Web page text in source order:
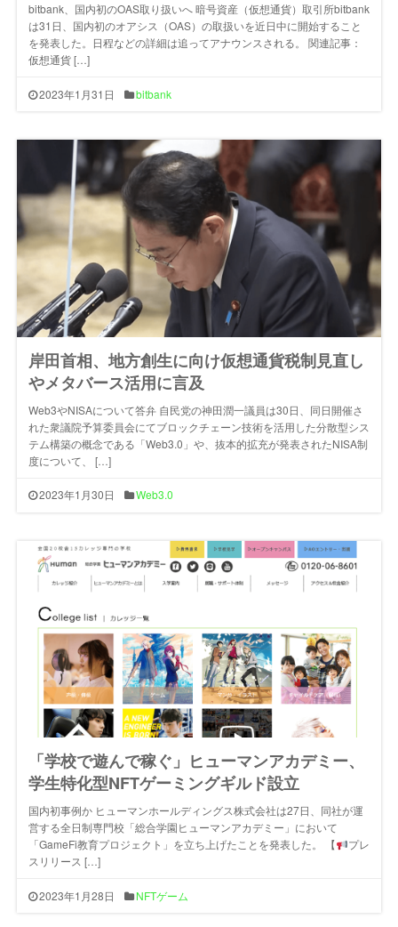
bitbank、国内初のOAS取り扱いへ 暗号資産（仮想通貨）取引所bitbank
は31日、国内初のオアシス（OAS）の取扱いを近日中に開始すること
を発表した。日程などの詳細は追ってアナウンスされる。 関連記事：
仮想通貨 […]
2023年1月31日 bitbank
岸田首相、地方創生に向け仮想通貨税制見直し
やメタバース活用に言及
Web3やNISAについて答弁 自民党の神田潤一議員は30日、同日開催さ
れた衆議院予算委員会にてブロックチェーン技術を活用した分散型シス
テム構築の概念である「Web3.0」や、抜本的拡充が発表されたNISA制
度について、 […]
2023年1月30日 Web3.0
「学校で遊んで稼ぐ」ヒューマンアカデミー、
学生特化型NFTゲーミングギルド設立
国内初事例か ヒューマンホールディングス株式会社は27日、同社が運
営する全日制専門校「総合学園ヒューマンアカデミー」において
「GameFi教育プロジェクト」を立ち上げたことを発表した。 【
プレ
スリリース […]
2023年1月28日 NFTゲーム